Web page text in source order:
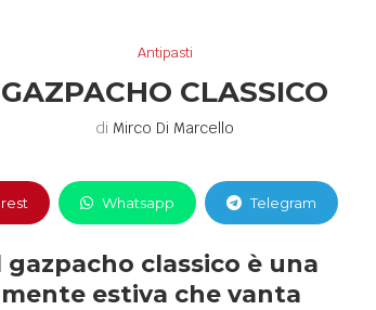
Antipasti
GAZPACHO CLASSICO
di Mirco Di Marcello
Whatsapp Telegram
classico è una
estiva che vanta